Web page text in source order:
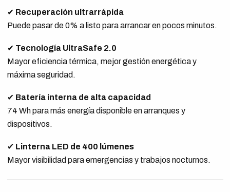
✔ Recuperación ultrarrápida
Puede pasar de 0% a listo para arrancar en pocos minutos.
✔ Tecnología UltraSafe 2.0
Mayor eficiencia térmica, mejor gestión energética y
máxima seguridad.
✔ Batería interna de alta capacidad
74 Wh para más energía disponible en arranques y
dispositivos.
✔ Linterna LED de 400 lúmenes
Mayor visibilidad para emergencias y trabajos nocturnos.